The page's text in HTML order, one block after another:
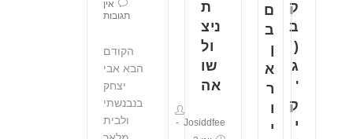
ק
ב
(
ג
'
ק
י
ם
ב
ן
א
ר
ו
י
ת
ניצ
ול
שו
אה
Josiddfee
אין
תגובות
הקודם
הבא אבי
יצחק
בנבנשתי
ולבית